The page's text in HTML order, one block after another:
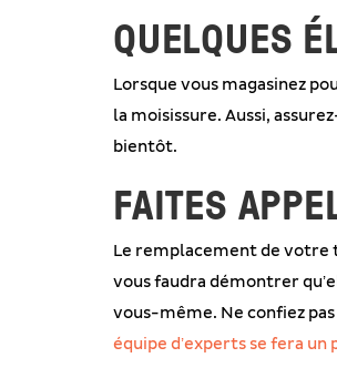
QUELQUES
Lorsque vous magasinez
la moisissure. Aussi,
bientôt.
FAITES
Le remplacement de votre
vous faudra démontrer
vous-même. Ne confiez
équipe d’experts se fera